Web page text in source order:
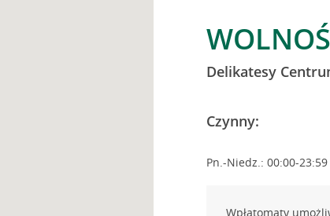
Delikatesy
Czynny:
Pn.-Niedz.: 00:00-23:59
Wpłatomaty